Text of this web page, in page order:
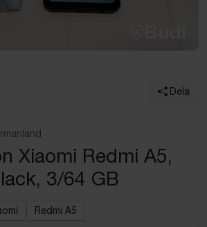
Dela
Xiaomi Redmi A5,
3/64 GB
Redmi A5